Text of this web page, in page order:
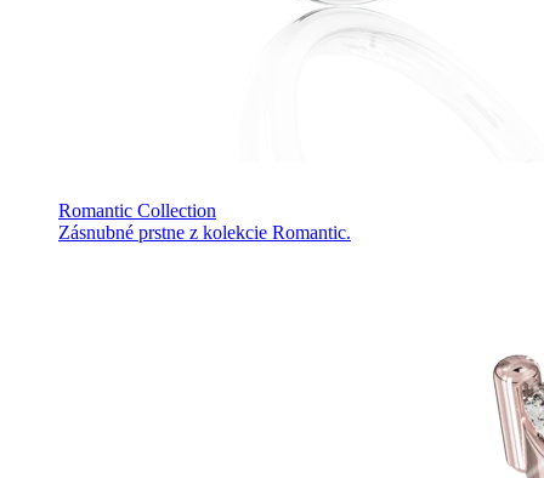
Romantic Collection
Zásnubné prstne z kolekcie Romantic.